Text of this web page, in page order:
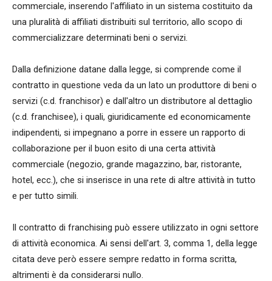
commerciale, inserendo l'affiliato in un sistema costituito da
una pluralità di affiliati distribuiti sul territorio, allo scopo di
commercializzare determinati beni o servizi.
Dalla definizione datane dalla legge, si comprende come il
contratto in questione veda da un lato un produttore di beni o
servizi (c.d. franchisor) e dall'altro un distributore al dettaglio
(c.d. franchisee), i quali, giuridicamente ed economicamente
indipendenti, si impegnano a porre in essere un rapporto di
collaborazione per il buon esito di una certa attività
commerciale (negozio, grande magazzino, bar, ristorante,
hotel, ecc.), che si inserisce in una rete di altre attività in tutto
e per tutto simili.
Il contratto di franchising può essere utilizzato in ogni settore
di attività economica. Ai sensi dell'art. 3, comma 1, della legge
citata deve però essere sempre redatto in forma scritta,
altrimenti è da considerarsi nullo.